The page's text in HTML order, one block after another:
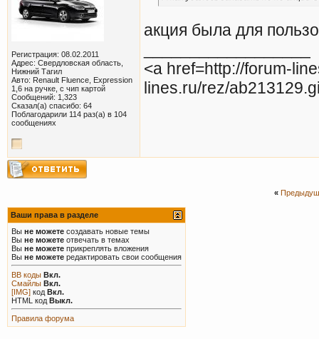
Регистрация: 08.02.2011
Адрес: Свердловская область,
Нижний Тагил
Авто: Renault Fluence, Expression
1,6 на ручке, с чип картой
Сообщений: 1,323
Сказал(а) спасибо: 64
Поблагодарили 114 раз(а) в 104
сообщениях
акция была для
<a href=http://forum-
lines.ru/rez/
«
Ваши права в разделе
Вы не можете создавать новые темы
Вы не можете отвечать в темах
Вы не можете прикреплять вложения
Вы не можете редактировать свои сообщения
BB коды Вкл.
Смайлы Вкл.
[IMG] код Вкл.
HTML код Выкл.
Правила форума